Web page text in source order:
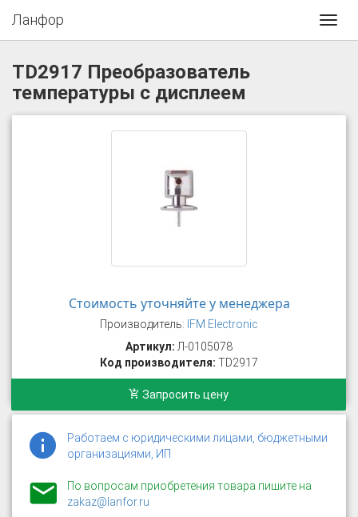
Ланфор
TD2917 Преобразователь
температуры с дисплеем
Стоимость уточняйте у менеджера
Производитель: IFM Electronic
Артикул: Л-0105078
Код производителя: TD2917
Запросить цену
Работаем с юридическими лицами, бюджетными
организациями, ИП
По вопросам приобретения товара пишите на
zakaz@lanfor.ru